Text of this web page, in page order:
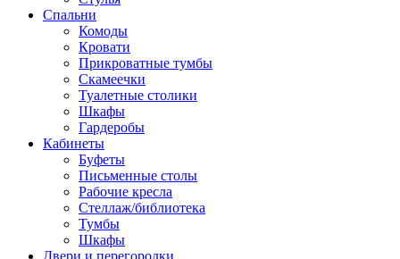
Спальни
Комоды
Кровати
Прикроватные тумбы
Скамеечки
Туалетные столики
Шкафы
Гардеробы
Кабинеты
Буфеты
Письменные столы
Рабочие кресла
Стеллаж/библиотека
Тумбы
Шкафы
Двери и перегородки